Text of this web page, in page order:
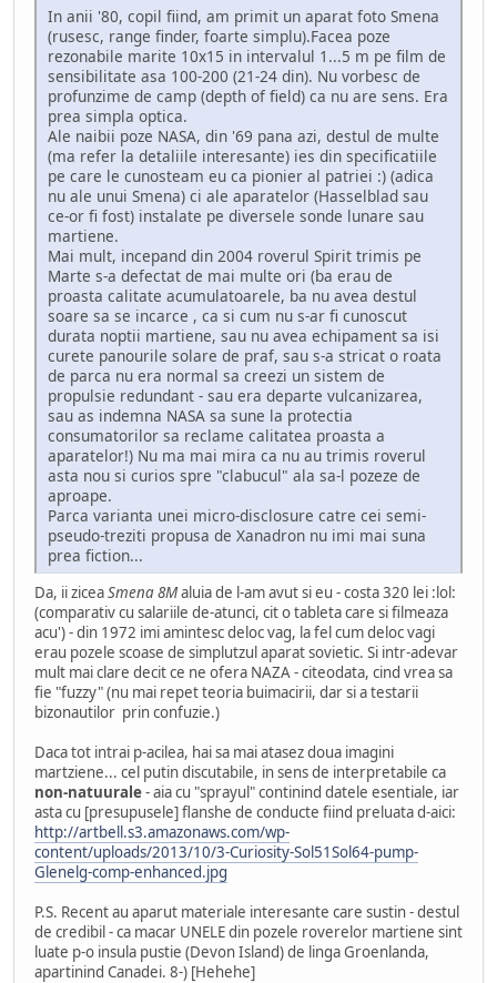
In anii '80, copil fiind, am primit un aparat foto Smena
(rusesc, range finder, foarte simplu).Facea poze
rezonabile marite 10x15 in intervalul 1...5 m pe film de
sensibilitate asa 100-200 (21-24 din). Nu vorbesc de
profunzime de camp (depth of field) ca nu are sens. Era
prea simpla optica.
Ale naibii poze NASA, din '69 pana azi, destul de multe
(ma refer la detaliile interesante) ies din specificatiile
pe care le cunosteam eu ca pionier al patriei :) (adica
nu ale unui Smena) ci ale aparatelor (Hasselblad sau
ce-or fi fost) instalate pe diversele sonde lunare sau
martiene.
Mai mult, incepand din 2004 roverul Spirit trimis pe
Marte s-a defectat de mai multe ori (ba erau de
proasta calitate acumulatoarele, ba nu avea destul
soare sa se incarce , ca si cum nu s-ar fi cunoscut
durata noptii martiene, sau nu avea echipament sa isi
curete panourile solare de praf, sau s-a stricat o roata
de parca nu era normal sa creezi un sistem de
propulsie redundant - sau era departe vulcanizarea,
sau as indemna NASA sa sune la protectia
consumatorilor sa reclame calitatea proasta a
aparatelor!) Nu ma mai mira ca nu au trimis roverul
asta nou si curios spre "clabucul" ala sa-l pozeze de
aproape.
Parca varianta unei micro-disclosure catre cei semi-
pseudo-treziti propusa de Xanadron nu imi mai suna
prea fiction...
Da, ii ziceaSmena 8Maluia de l-am avut si eu - costa 320 lei :lol:
(comparativ cu salariile de-atunci, cit o tableta care si filmeaza
acu') - din 1972 imi amintesc deloc vag, la fel cum deloc vagi
erau pozele scoase de simplutzul aparat sovietic. Si intr-adevar
mult mai clare decit ce ne ofera NAZA - citeodata, cind vrea sa
fie "fuzzy" (nu mai repet teoria buimacirii, dar si a testarii
bizonautilor prin confuzie.)
Daca tot intrai p-acilea, hai sa mai atasez doua imagini
martziene... cel putin discutabile, in sens de interpretabile ca
non-natuurale- aia cu "sprayul" continind datele esentiale, iar
asta cu [presupusele] flanshe de conducte fiind preluata d-aici:
http://artbell.s3.amazonaws.com/wp-
content/uploads/2013/10/3-Curiosity-Sol51Sol64-pump-
Glenelg-comp-enhanced.jpg
P.S. Recent au aparut materiale interesante care sustin - destul
de credibil - ca macar UNELE din pozele roverelor martiene sint
luate p-o insula pustie (Devon Island) de linga Groenlanda,
apartinind Canadei. 8-) [Hehehe]